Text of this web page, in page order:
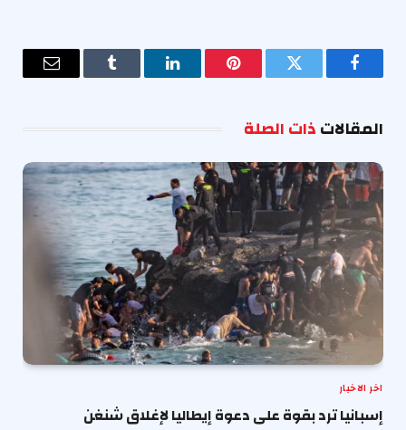
فيسبوك تويتر بينتيريستلينكدإن Tumblr
البريد
المقالاتذات الصلة
اخر الاخبار
إسبانيا ترد بقوة على دعوة إيطاليا لإغلاق شنغن